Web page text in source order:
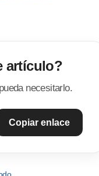
artículo?
necesitarlo.
Copiar enlace